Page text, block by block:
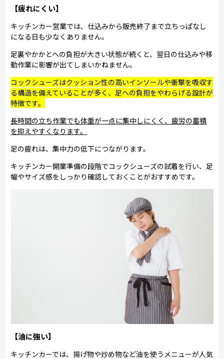
【疲れにくい】
キッチンカー営業では、仕込みから販売終了まで立ちっぱなし
になる日も少なくありません。
足裏やかかとへの負担が大きい状態が続くと、翌日の仕込みや移
動作業に影響が出てしまいかねません。
コックシューズはクッション性の高いインソールや衝撃を吸収す
る構造を備えていることが多く、足への負担をやわらげる設計が
特徴です。
長時間の立ち作業でも体重が一点に集中しにくく、疲労の蓄積
を抑えやすくなります。
足の疲れは、集中力の低下につながります。
キッチンカー開業準備の段階でコックシューズの試着を行い、足
幅やサイズ感をしっかり確認しておくことがおすすめです。
【油に強い】
キッチンカーでは、揚げ物や炒め物など油を使うメニューが人気